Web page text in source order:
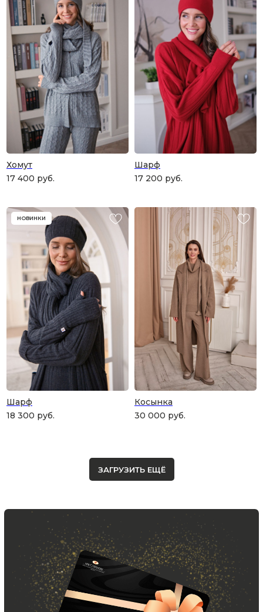
Хомут
17 400 руб.
Шарф
17 200 руб.
НОВИНКИ
Шарф
18 300 руб.
Косынка
30 000 руб.
ЗАГРУЗИТЬ ЕЩЁ
Новинки, акции, подарки
и модный журнал — всё это
в нашем телеграмм канале:
MIR CASHMERE Official